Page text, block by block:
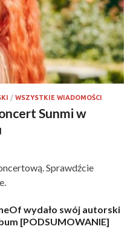
/ WSZYSTKIE WIADOMOŚCI
Sunmi w
Sprawdźcie
wydało swój autorski
[PODSUMOWANIE]